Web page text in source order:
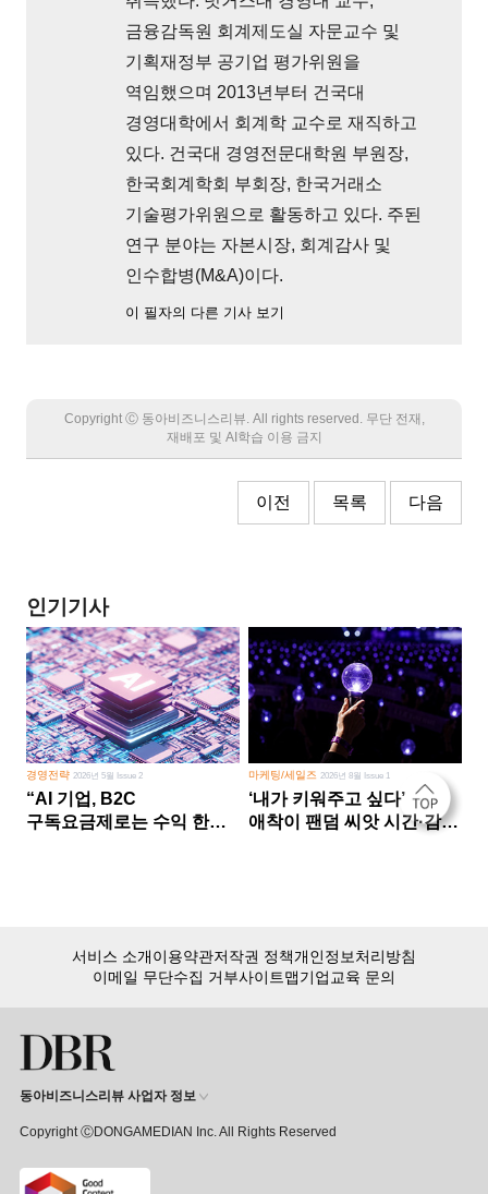
금융감독원 회계제도실 자문교수 및
기획재정부 공기업 평가위원을
역임했으며 2013년부터 건국대
경영대학에서 회계학 교수로 재직하고
있다. 건국대 경영전문대학원 부원장,
한국회계학회 부회장, 한국거래소
기술평가위원으로 활동하고 있다. 주된
연구 분야는 자본시장, 회계감사 및
인수합병(M&A)이다.
이 필자의 다른 기사 보기
Copyright Ⓒ 동아비즈니스리뷰. All rights reserved. 무단 전재,
재배포 및 AI학습 이용 금지
이전 목록 다음
인기기사
경영전략2026년 5월 Issue 2
“AI 기업, B2C
구독요금제로는 수익 한계
마케팅/세일즈 2026년 8월 Issue 1
‘내가 키워주고 싶다’
애착이 팬덤 씨앗 시간·감정
15,000여 건의 DBR 콘텐츠를
서비스 소개이용약관저작권 정책개인정보처리방침
이메일 무단수집 거부사이트맵기업교육 문의
동아비즈니스리뷰 사업자 정보
Copyright ⒸDONGAMEDIAN Inc. All Rights Reserved